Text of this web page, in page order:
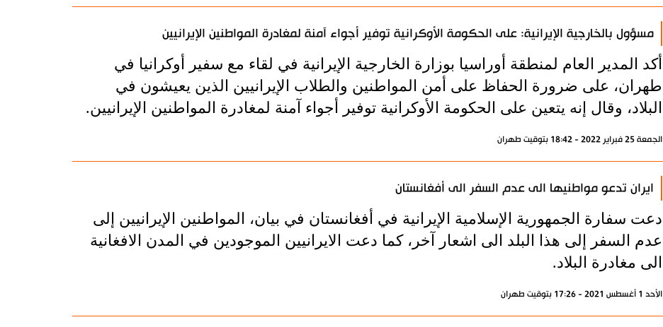
مسؤول بالخارجية الإيرانية: على الحكومة الأوكرانية توفير أجواء آمنة لمغادرة المواطنين الإيرانيين
أكد المدير العام لمنطقة أوراسيا بوزارة الخارجية الإيرانية في لقاء مع سفير أوكرانيا في
طهران، على ضرورة الحفاظ على أمن المواطنين والطلاب الإيرانيين الذين يعيشون في
البلاد، وقال إنه يتعين على الحكومة الأوكرانية توفير أجواء آمنة لمغادرة المواطنين الإيرانيين.
الجمعة 25 فبراير 2022 - 18:42 بتوقيت طهران
ايران تدعو مواطنيها الى عدم السفر الى أفغانستان
دعت سفارة الجمهورية الإسلامية الإيرانية في أفغانستان في بيان، المواطنين الإيرانيين إلى
عدم السفر إلى هذا البلد الى اشعار آخر، كما دعت الايرانيين الموجودين في المدن الافغانية
الى مغادرة البلاد.
الأحد 1 أغسطس 2021 - 17:26 بتوقيت طهران